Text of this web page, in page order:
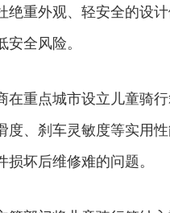
绝重外观、轻安全的设
全风险。
重点城市设立儿童骑行
度、刹车灵敏度等实用
坏后维修难的问题。